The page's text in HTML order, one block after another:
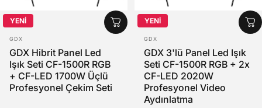
YENİ
SATICI:
GDX
GDX Hibrit Panel Led
Işık Seti CF-1500R RGB
+ CF-LED 1700W Üçlü
Profesyonel Çekim Seti
YENİ
SATICI:
GDX
GDX 3'lü Panel Led Işık
Seti CF-1500R RGB + 2x
CF-LED 2020W
Profesyonel Video
Aydınlatma